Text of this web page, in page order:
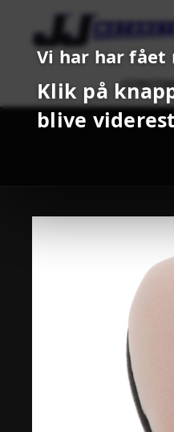
Vi har har fået
Klik på
blive
CFMOTO